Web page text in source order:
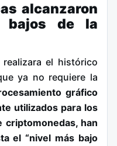
alcanzaron
bajos de la
el histórico
ya no requiere la
gráfico
utilizados para los
criptomonedas, han
el “nivel más bajo